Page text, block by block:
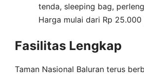
tenda, sleeping bag,
Harga mulai dari Rp 25.000
Fasilitas Lengkap
Taman Nasional Baluran terus